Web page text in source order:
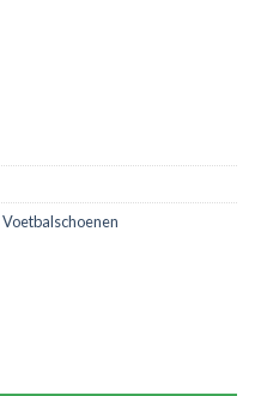
Voetbalschoenen